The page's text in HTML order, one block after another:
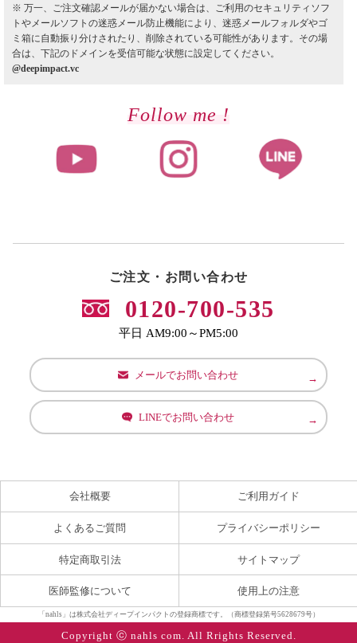
※ 万一、ご注文確認メールが届かない場合は、ご利用のセキュリティソフ
トやメールソフトの迷惑メール防止機能により、迷惑メールフォルダやゴ
ミ箱に自動振り分けされたり、削除されている可能性があります。その場
合は、下記のドメインを受信可能な状態に設定してください。
@deepimpact.vc
Follow me !
ご注文・お問い合わせ
0120-700-535
平日 AM9:00～PM5:00
メールでお問い合わせ
LINEでお問い合わせ
会社概要 ご利用ガイド
よくあるご質問 プライバシーポリシー
特定商取引法 サイトマップ
医師監修について 使用上の注意
「nahls」は株式会社ディープインパクトの登録商標です。（商標登録第号5628679号）
Copyright ⓒ nahls com. All Rrights Reserved.